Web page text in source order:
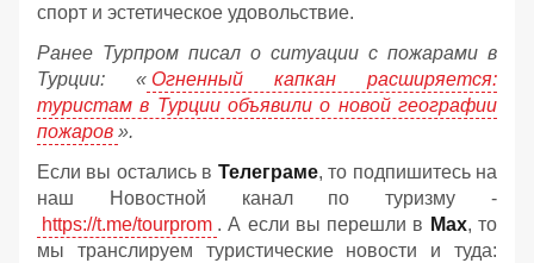
спорт и эстетическое удовольствие.
Ранее Турпром писал о ситуации с пожарами в
Турции: « Огненный капкан расширяется:
туристам в Турции объявили о новой географии
пожаров ».
Если вы остались в Телеграме, то подпишитесь на
наш Новостной канал по туризму -
https://t.me/tourprom . А если вы перешли в Мах, то
мы транслируем туристические новости и туда: